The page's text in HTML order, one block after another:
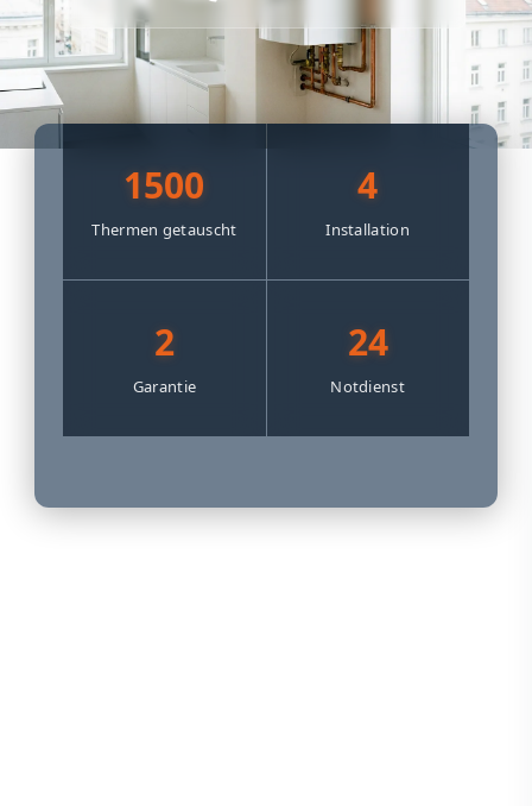
1500
Thermen getauscht
4
Installation
2
Garantie
24
Notdienst